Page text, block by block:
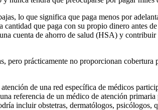
lo que significa que paga menos por
que paga con su propio dinero antes
cuenta de ahorro de salud (HSA) y
pero prácticamente no proporcionan
de una red específica de médicos
referencia de un médico de atención
incluir obstetras, dermatólogos, psicólogos,